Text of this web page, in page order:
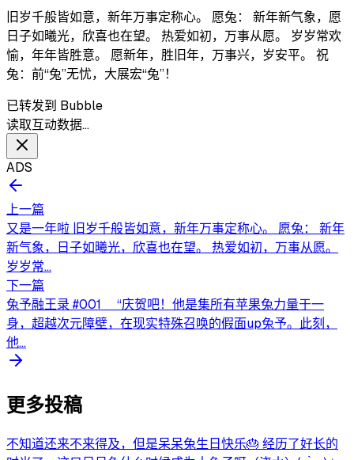
旧岁千般皆如意，新年万事定称心。 愿兔： 新年新气象，愿
日子如曦光，欣喜也在望。 热爱如初，万事从愿。 岁岁常欢
愉，年年皆胜意。 愿新年，胜旧年，万事兴，岁安平。 祝
兔：前“兔”无忧，大展宏“兔”！
已转发到 Bubble
读取互动数据…
ADS
上一篇
又是一年啦 旧岁千般皆如意，新年万事定称心。 愿兔： 新年
新气象，日子如曦光，欣喜也在望。 热爱如初，万事从愿。
岁岁常...
下一篇
兔予融王录 #001 “庆贺吧！他是集所有苹果兔力量于一
身，超越次元障壁，在现实特殊召唤的假面up兔予。此刻，
他...
更多投稿
不知道还来不来得及，但是呆呆兔生日快乐🎂 经历了好长的